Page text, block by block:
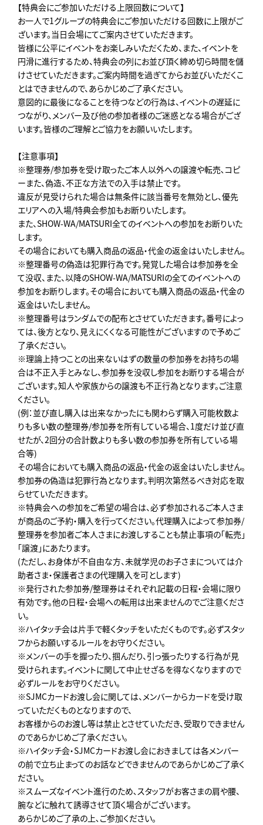
【特典会にご参加いただける上限回数について】
お一人で1グループの特典会にご参加いただける回数に上限がご
ざいます。当日会場にてご案内させていただきます。
皆様に公平にイベントをお楽しみいただくため、また、イベントを
円滑に進行するため、特典会の列にお並び頂く締め切ら時間を儲
けさせていただきます。ご案内時間を過ぎてからお並びいただくこ
とはできませんので、あらかじめご了承ください。
意図的に最後になることを待つなどの行為は、イベントの遅延に
つながり、メンバー及び他の参加者様のご迷惑となる場合がござ
います。皆様のご理解とご協力をお願いいたします。
【注意事項】
※整理券/参加券を受け取ったご本人以外への譲渡や転売､コピ
ーまた、偽造、不正な方法での入手は禁止です。
違反が見受けられた場合は無条件に該当番号を無効とし、優先
エリアへの入場/特典会参加もお断りいたします。
また、SHOW-WA/MATSURI全てのイベントへの参加をお断りいた
します。
その場合においても購入商品の返品・代金の返金はいたしません。
※整理番号の偽造は犯罪行為です。発覚した場合は参加券を全
て没収、また、以降のSHOW-WA/MATSURIの全てのイベントへの
参加をお断りします。その場合においても購入商品の返品・代金の
返金はいたしません。
※整理番号はランダムでの配布とさせていただきます。番号によっ
ては、後方となり、見えにくくなる可能性がございますので予めご
了承ください。
※理論上持つことの出来ないはずの数量の参加券をお持ちの場
合は不正入手とみなし、参加券を没収し参加をお断りする場合が
ございます。知人や家族からの譲渡も不正行為となります。ご注意
ください。
(例：並び直し購入は出来なかったにも関わらず購入可能枚数よ
りも多い数の整理券/参加券を所有している場合、1度だけ並び直
せたが、2回分の合計数よりも多い数の参加券を所有している場
合等)
その場合においても購入商品の返品・代金の返金はいたしません。
参加券の偽造は犯罪行為となります。判明次第然るべき対応を取
らせていただきます。
※特典会への参加をご希望の場合は、必ず参加されるご本人さま
が商品のご予約・購入を行ってください。代理購入によって参加券/
整理券を参加者ご本人さまにお渡しすることも禁止事項の「転売」
「譲渡」にあたります。
(ただし、お身体が不自由な方、未就学児のお子さまについては介
助者さま・保護者さまの代理購入を可とします)
※発行された参加券/整理券はそれぞれ記載の日程・会場に限り
有効です。他の日程・会場への転用は出来ませんのでご注意くださ
い。
※ハイタッチ会は片手で軽くタッチをいただくものです。必ずスタッ
フからお願いするルールをお守りください。
※メンバーの手を握ったり、掴んだり、引っ張ったりする行為が見
受けられます。イベントに関して中止せざるを得なくなりますので
必ずルールをお守りください。
※SJMCカードお渡し会に関しては、メンバーからカードを受け取
っていただくものとなりますので、
お客様からのお渡し等は禁止とさせていただき、受取りできません
のであらかじめご了承ください。
※ハイタッチ会・SJMCカードお渡し会におきましては各メンバー
の前で立ち止まってのお話などできませんのであらかじめご了承く
ださい。
※スムーズなイベント進行のため､スタッフがお客さまの肩や腰、
腕などに触れて誘導させて頂く場合がございます。
あらかじめご了承の上､ご参加ください。